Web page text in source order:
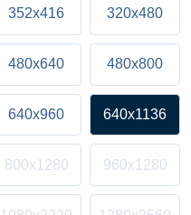
352x416 320x480
480x640 480x800
640x960 640x1136
800x1280 960x1280